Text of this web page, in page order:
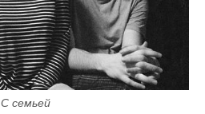
С семьей